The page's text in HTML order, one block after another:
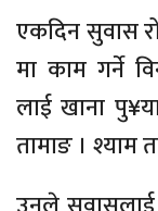
एकदिन सुवास
मा काम गर्ने
लाई खाना
तामाङ । श्याम